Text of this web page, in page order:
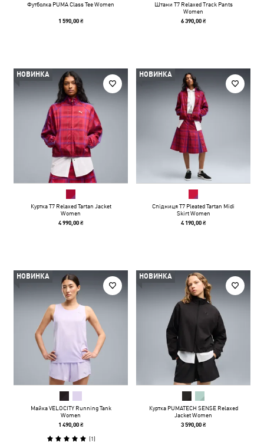
Футболка PUMA Class Tee Women
1 590,00 ₴
Штани T7 Relaxed Track Pants
Women
6 390,00 ₴
НОВИНКА
Куртка T7 Relaxed Tartan Jacket
Women
4 990,00 ₴
НОВИНКА
Спідниця T7 Pleated Tartan Midi
Skirt Women
4 190,00 ₴
НОВИНКА
Майка VELOCITY Running Tank
Women
1 490,00 ₴
(1)
НОВИНКА
Куртка PUMATECH SENSE Relaxed
Jacket Women
3 590,00 ₴